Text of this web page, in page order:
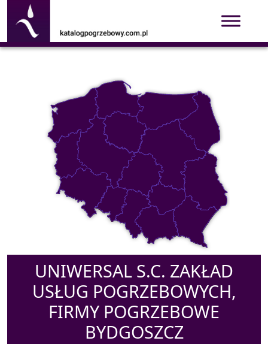
UNIWERSAL S.C. ZAKŁAD
USŁUG POGRZEBOWYCH,
FIRMY POGRZEBOWE
BYDGOSZCZ